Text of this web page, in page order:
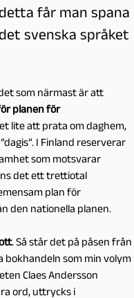
får man spana
svenska språket
som närmast är att
planen för
lite att prata om daghem,
I Finland reserverar
som motsvarar
det ett trettiotal
plan för
den nationella planen.
. Så står det på påsen från
som min volym
Claes Andersson
ord, uttrycks i